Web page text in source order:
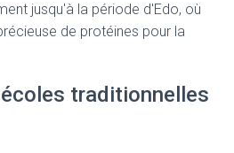
jusqu'à la période d'Edo, où
de protéines pour la
traditionnelles